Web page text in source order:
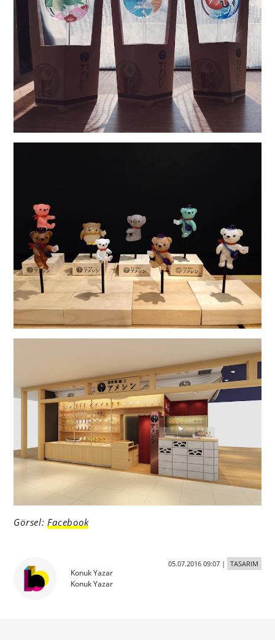
Görsel: Facebook
Konuk Yazar
Konuk Yazar
05.07.2016 09:07| TASARIM